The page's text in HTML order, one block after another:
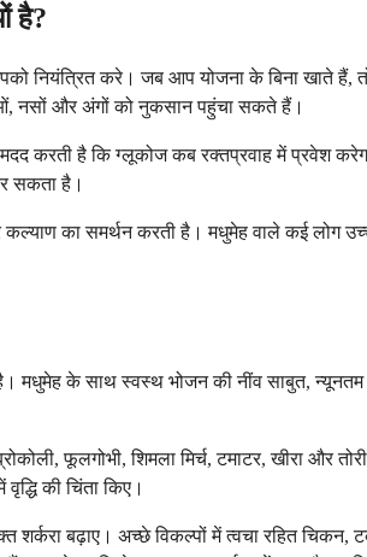
है?
नियंत्रित करे। जब आप योजना के बिना खाते
नसों और अंगों को नुकसान पहुंचा सकते हैं।
करती है कि ग्लूकोज कब रक्तप्रवाह में प्रवेश
सकता है।
का समर्थन करती है। मधुमेह वाले कई लोग
मधुमेह के साथ स्वस्थ भोजन की नींव साबुत,
फूलगोभी, शिमला मिर्च, टमाटर, खीरा
की चिंता किए।
बढ़ाए। अच्छे विकल्पों में त्वचा रहित